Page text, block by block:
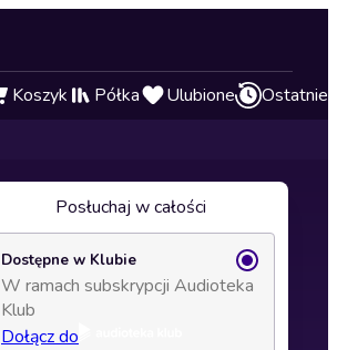
Koszyk Półka Ulubione Ostatnie
Posłuchaj w całości
Dostępne w Klubie
W ramach subskrypcji Audioteka
Klub
Dołącz do